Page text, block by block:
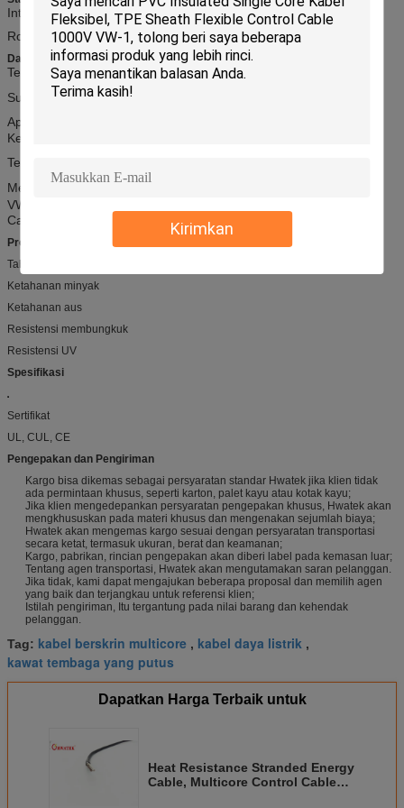
Kirimkan
Internasional: UL758, UL1581, UL2556
RoHS, REACH Compliant,
Data teknis
Teganganterukur:300V
Suhu Terukur: -40℃-105
Api: VW-1, FT1, FT2
Ketahanan minyak: 60 ℃ atau 80 ℃ Minyak
Tes tegangan menahan: AC 2.0kV / 1 mnt
Mencetak: E258652
VW-1 --- c AWM IA / B 105 ℃ 300V FT1 -LF-HWATEK
Catatan: Di mana "XX" berarti AWG No.
Properties
Tahan panas
Ketahanan minyak
Ketahanan aus
Resistensi membungkuk
Resistensi UV
Spesifikasi
Sertifikat
UL, CUL, CE
Pengepakan dan Pengiriman
Kargo bisa dikemas sebagai persyaratan standar Hwatek jika klien tidak
ada permintaan khusus, seperti karton, palet kayu atau kotak kayu;
Jika klien mengedepankan persyaratan pengepakan khusus, Hwatek akan
mengkhususkan pada materi khusus dan mengenakan sejumlah biaya;
Hwatek akan mengemas kargo sesuai dengan persyaratan transportasi
secara ketat, termasuk ukuran, berat dan keamanan;
Kargo, pabrikan, rincian pengepakan akan diberi label pada kemasan luar;
Tentang agen transportasi, Hwatek akan mengutamakan saran pelanggan.
Jika tidak, kami dapat mengajukan beberapa proposal dan memilih agen
yang baik dan terjangkau untuk referensi klien;
Istilah pengiriman, Itu tergantung pada nilai barang dan kehendak
pelanggan.
Tag: kabel berskrin multicore , kabel daya listrik ,
kawat tembaga yang putus
Dapatkan Harga Terbaik untuk
Heat Resistance Stranded Energy
Cable, Multicore Control Cable